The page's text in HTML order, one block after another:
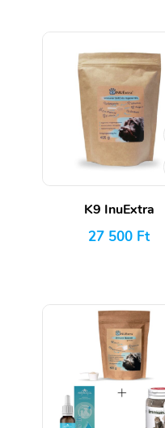
K9 InuExtra
27 500 Ft